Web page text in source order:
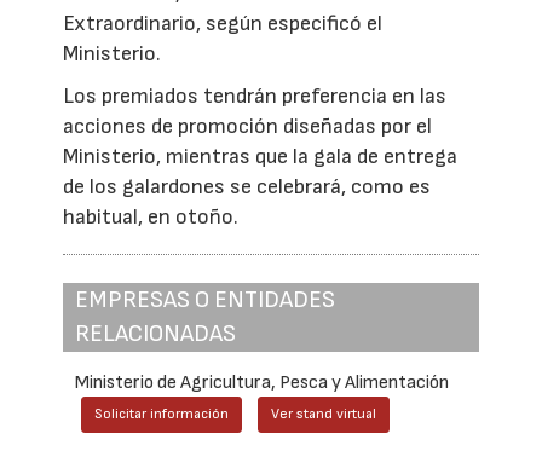
Extraordinario, según especificó el
Ministerio.
Los premiados tendrán preferencia en las
acciones de promoción diseñadas por el
Ministerio, mientras que la gala de entrega
de los galardones se celebrará, como es
habitual, en otoño.
EMPRESAS O ENTIDADES
RELACIONADAS
Ministerio de Agricultura, Pesca y Alimentación
Solicitar información Ver stand virtual